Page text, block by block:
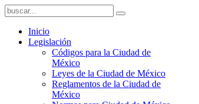
Inicio
Legislación
Códigos para la Ciudad de
México
Leyes de la Ciudad de México
Reglamentos de la Ciudad de
México